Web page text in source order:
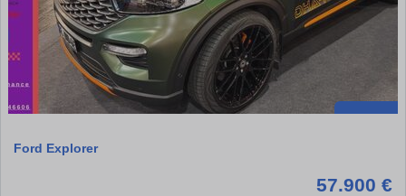
Ford Explorer
57.900 €